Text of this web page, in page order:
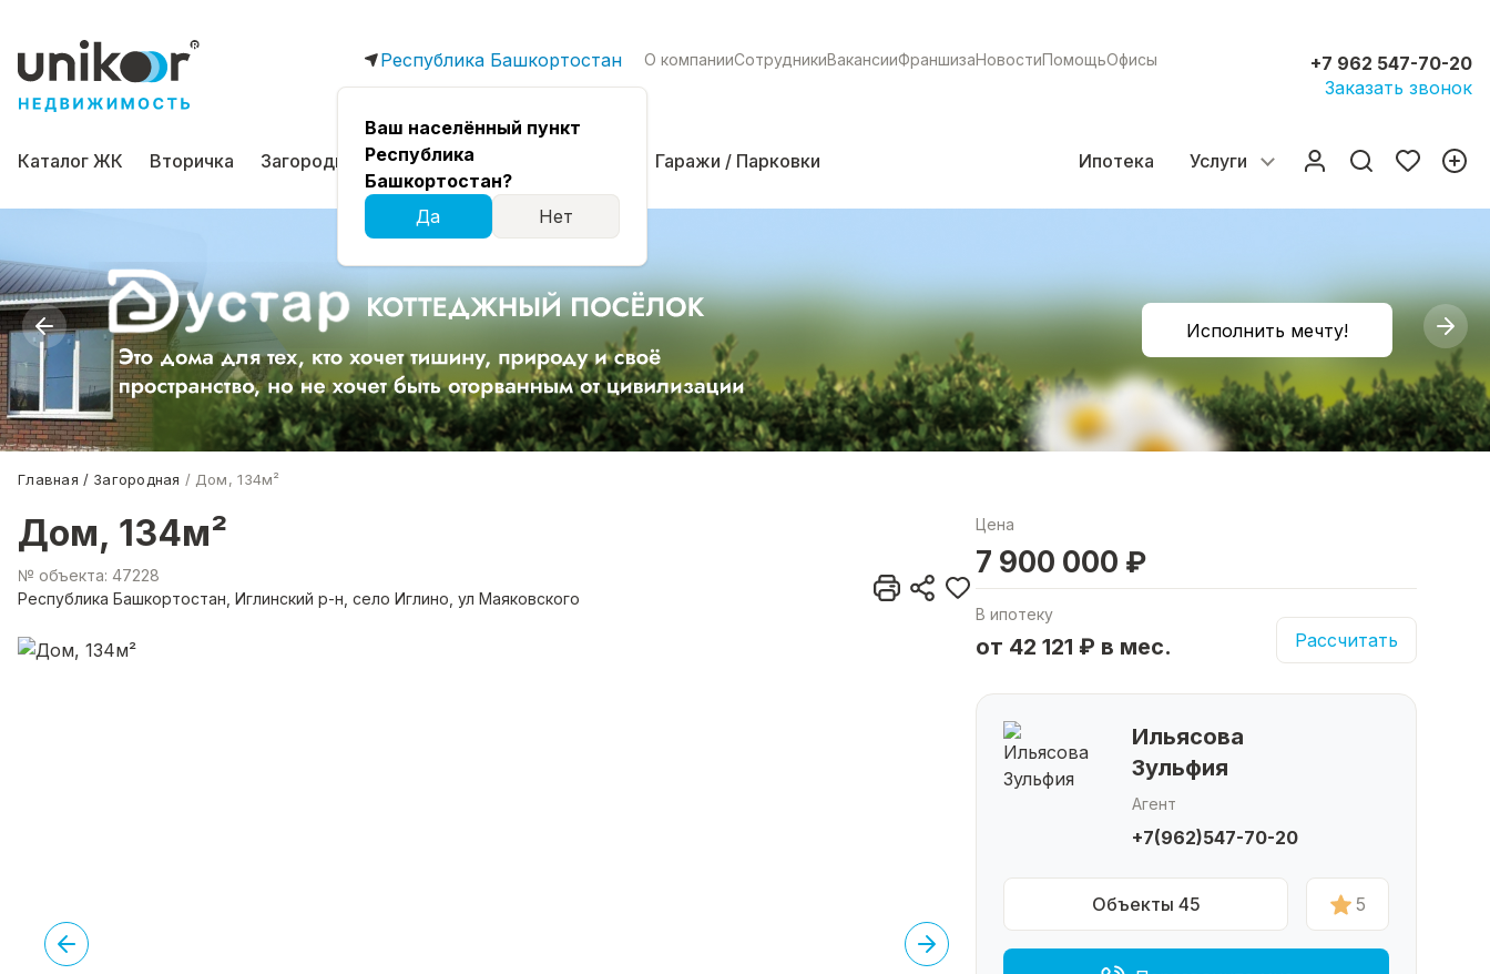
Республика Башкортостан
Ваш населённый пункт
Республика
Башкортостан?
Да
Нет
О компанииСотрудникиВакансииФраншизаНовостиПомощьОфисы
+7 962 547-70-20
Заказать звонок
Каталог ЖК Вторичка Загородная Коммерческая Гаражи / Парковки Ипотека Услуги
Исполнить мечту!
Главная Загородная Дом, 134м²
Дом, 134м²
№ объекта: 47228
Республика Башкортостан, Иглинский р-н, село Иглино, ул Маяковского
Цена
7 900 000 ₽
В ипотеку
от 42 121 ₽ в мес. Рассчитать
Ильясова
Зульфия
Агент
+7(962)547-70-20
Объекты 45 5